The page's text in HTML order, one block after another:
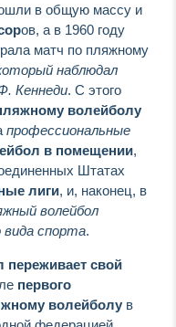
в общую массу и
ов, а в 1960 году
матч по пляжному
наблюдал
Кеннеди. С этого
волейболу
профессиональные
в помещении,
Штатах
лиги, и, наконец, в
волейбол
вида спорта.
свой
первого
волейболу в